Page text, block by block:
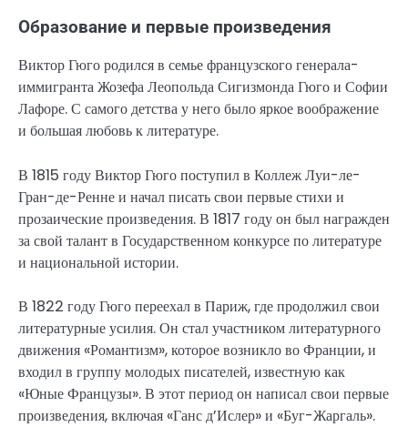
Образование и первые произведения
Виктор Гюго родился в семье французского генерала-
иммигранта Жозефа Леопольда Сигизмонда Гюго и Софии
Лафоре. С самого детства у него было яркое воображение
и большая любовь к литературе.
В 1815 году Виктор Гюго поступил в Коллеж Луи-ле-
Гран-де-Ренне и начал писать свои первые стихи и
прозаические произведения. В 1817 году он был награжден
за свой талант в Государственном конкурсе по литературе
и национальной истории.
В 1822 году Гюго переехал в Париж, где продолжил свои
литературные усилия. Он стал участником литературного
движения «Романтизм», которое возникло во Франции, и
входил в группу молодых писателей, известную как
«Юные Французы». В этот период он написал свои первые
произведения, включая «Ганс д’Ислер» и «Буг-Жаргаль».